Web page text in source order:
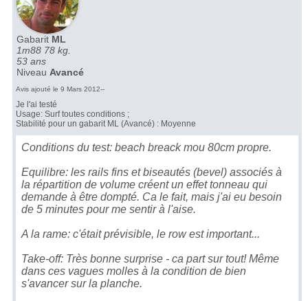
Gabarit ML
1m88 78 kg.
53 ans
Niveau Avancé
Avis ajouté le 9 Mars 2012--
Je l'ai testé
Usage: Surf toutes conditions ;
Stabilité pour un gabarit ML (Avancé) : Moyenne
Conditions du test: beach breack mou 80cm propre.
Equilibre: les rails fins et biseautés (bevel) associés à
la répartition de volume créent un effet tonneau qui
demande à être dompté. Ca le fait, mais j'ai eu besoin
de 5 minutes pour me sentir à l'aise.
A la rame: c'était prévisible, le row est important...
Take-off: Très bonne surprise - ca part sur tout! Même
dans ces vagues molles à la condition de bien
s'avancer sur la planche.